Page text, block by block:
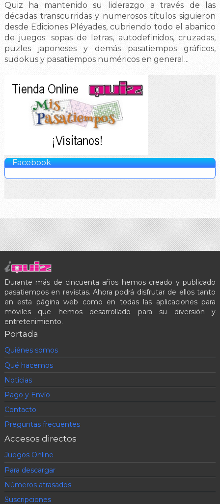
Quiz ha mantenido su liderazgo a través de las
décadas transcurridas y numerosos títulos siguieron
desde Ediciones Pléyades, cubriendo todo el abanico
de juegos: sopas de letras, autodefinidos, cruzadas,
puzles japoneses y demás pasatiempos gráficos,
sudokus y pasatiempos numéricos en general...
Facebook
Durante más de cincuenta años hemos creado y publicado
pasatiempos en revistas. Ahora podrá disfrutar de ellos tanto
en esta página web como en todas las aplicaciones para
móviles que hemos desarrollado para su diversión y
entretenimiento.
Portada
Quiénes somos
Qué hacemos
Noticias
Pago y Envío
Contacto
Preguntas frecuentes
Accesos directos
Juegos Online
Para descargar
Números atrasados
Suscripciones